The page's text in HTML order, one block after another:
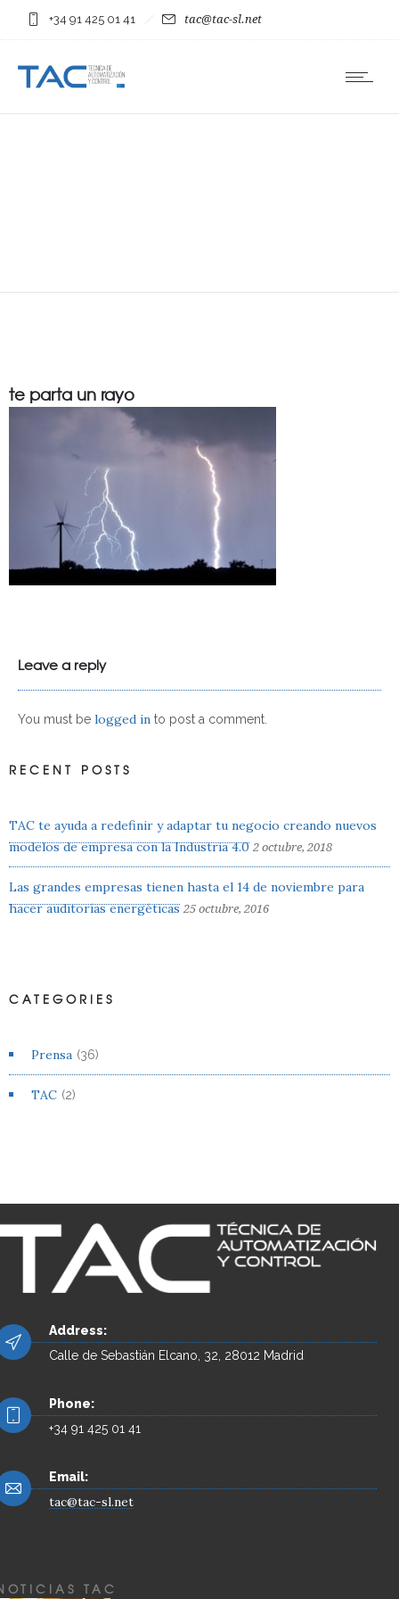
+34 91 425 01 41 tac@tac-sl.net
te parta un rayo
Leave a reply
You must be logged in to post a comment.
RECENT POSTS
TAC te ayuda a redefinir y adaptar tu negocio creando nuevos
modelos de empresa con la Industria 4.0 2 octubre, 2018
Las grandes empresas tienen hasta el 14 de noviembre para
hacer auditorías energéticas 25 octubre, 2016
CATEGORIES
Prensa (36)
TAC (2)
Address:
Calle de Sebastián Elcano, 32, 28012 Madrid
Phone:
+34 91 425 01 41
Email:
tac@tac-sl.net
TAC